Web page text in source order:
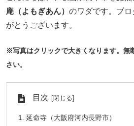
庵（よもぎあん） のワダです。ブロ
がとうございます。
※写真はクリックで大きくなります。無
さい。
目次
延命寺（大阪府河内長野市）